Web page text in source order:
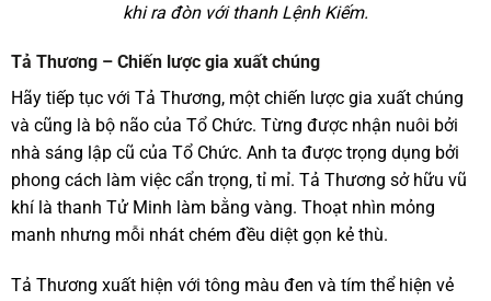
khi ra đòn với thanh Lệnh Kiếm.
Tả Thương – Chiến lược gia xuất chúng
Hãy tiếp tục với Tả Thương, một chiến lược gia xuất chúng
và cũng là bộ não của Tổ Chức. Từng được nhận nuôi bởi
nhà sáng lập cũ của Tổ Chức. Anh ta được trọng dụng bởi
phong cách làm việc cẩn trọng, tỉ mỉ. Tả Thương sở hữu vũ
khí là thanh Tử Minh làm bằng vàng. Thoạt nhìn mỏng
manh nhưng mỗi nhát chém đều diệt gọn kẻ thù.
Tả Thương xuất hiện với tông màu đen và tím thể hiện vẻ